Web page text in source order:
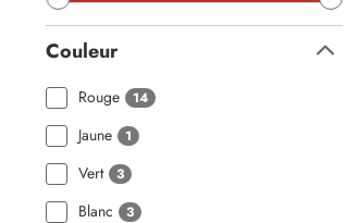
Couleur
Rouge 14
Jaune 1
Vert 3
Blanc 3